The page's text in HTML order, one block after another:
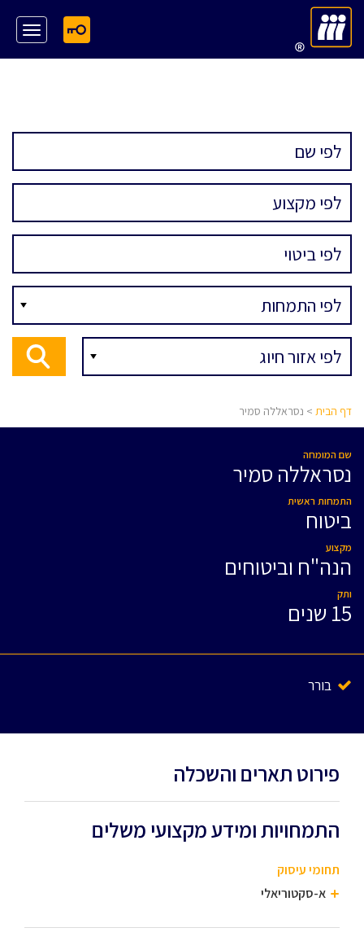
דף הבית > נסראללה סמיר
שם המומחה
נסראללה סמיר
התמחות ראשית
ביטוח
מקצוע
הנה"ח וביטוחים
ותק
15 שנים
בורר
פירוט תארים והשכלה
התמחויות ומידע מקצועי משלים
תחומי עיסוק
א-סקטוריאלי